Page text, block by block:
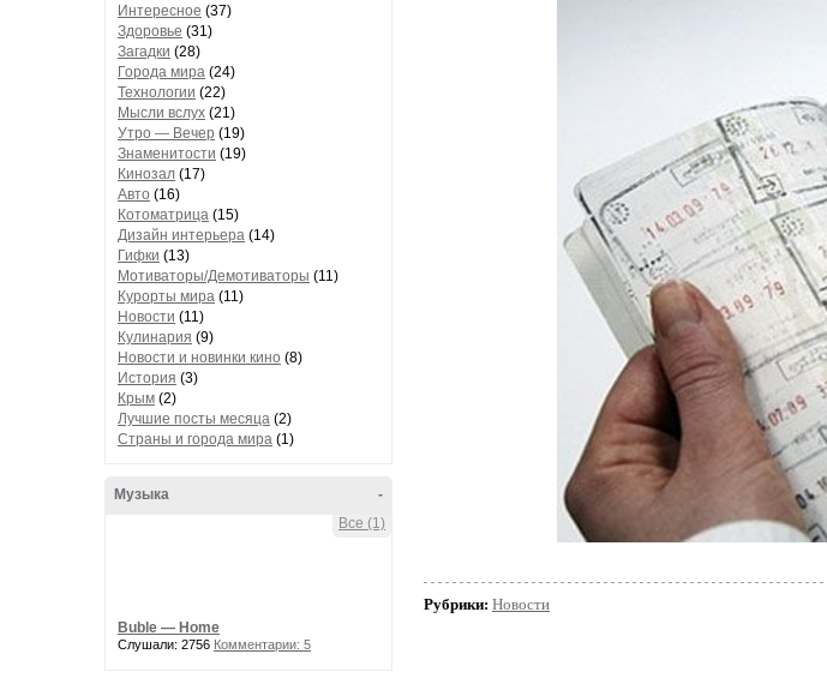
Интересное (37)
Здоровье (31)
Загадки (28)
Города мира (24)
Технологии (22)
Мысли вслух (21)
Утро — Вечер (19)
Знаменитости (19)
Кинозал (17)
Авто (16)
Котоматрица (15)
Дизайн интерьера (14)
Гифки (13)
Мотиваторы/Демотиваторы (11)
Курорты мира (11)
Новости (11)
Кулинария (9)
Новости и новинки кино (8)
История (3)
Крым (2)
Лучшие посты месяца (2)
Страны и города мира (1)
-
Музыка
Все (1)
Buble — Home
Слушали: 2756 Комментарии: 5
Рубрики: Новости